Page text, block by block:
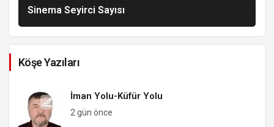
Sinema Seyirci Sayısı
Köşe Yazıları
İman Yolu-Küfür Yolu
2 gün önce